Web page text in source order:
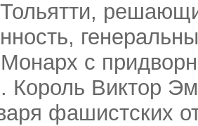
с
. Король Виктор
фашистских